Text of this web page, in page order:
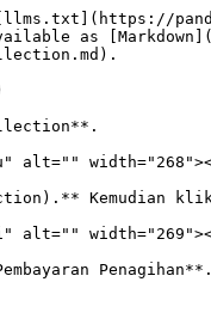
as
alt=""
Kemudian
alt=""